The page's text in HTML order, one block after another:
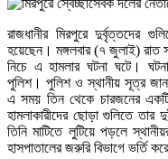
রাজধানীর মিরপুরে দুর্বৃত্তদের
হয়েছেন। মঙ্গলবার (৭ জুলাই) রাত
নিচে এ হামলার ঘটনা ঘটে।
পুলিশ। পুলিশ ও স্থানীয় সূত্র
এ সময় তিন থেকে চারজনের
হামলাকারীদের ছোড়া গুলিতে
তিনি মাটিতে লুটিয়ে পড়লে
হাসপাতালের জরুরি বিভাগে ভর্তি